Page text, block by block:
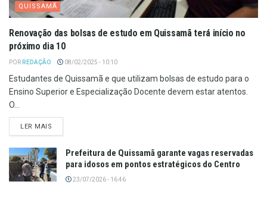
QUISSAMÃ
Renovação das bolsas de estudo em Quissamã terá início no
próximo dia 10
POR REDAÇÃO 08/02/2025 - 10:10
Estudantes de Quissamã e que utilizam bolsas de estudo para o
Ensino Superior e Especialização Docente devem estar atentos.
O...
LER MAIS
Prefeitura de Quissamã garante vagas reservadas
para idosos em pontos estratégicos do Centro
23/07/2026 - 16:46